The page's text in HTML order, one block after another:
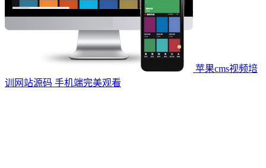
苹果cms视频培
训网站源码 手机端完美观看